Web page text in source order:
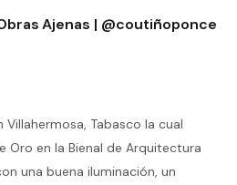
Ajenas | @coutiñoponce
Tabasco la cual
Oro en la Bienal de Arquitectura
una buena iluminación, un